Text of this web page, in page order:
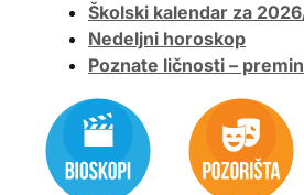
Školski kalendar za
Nedeljni horoskop
Poznate ličnosti –